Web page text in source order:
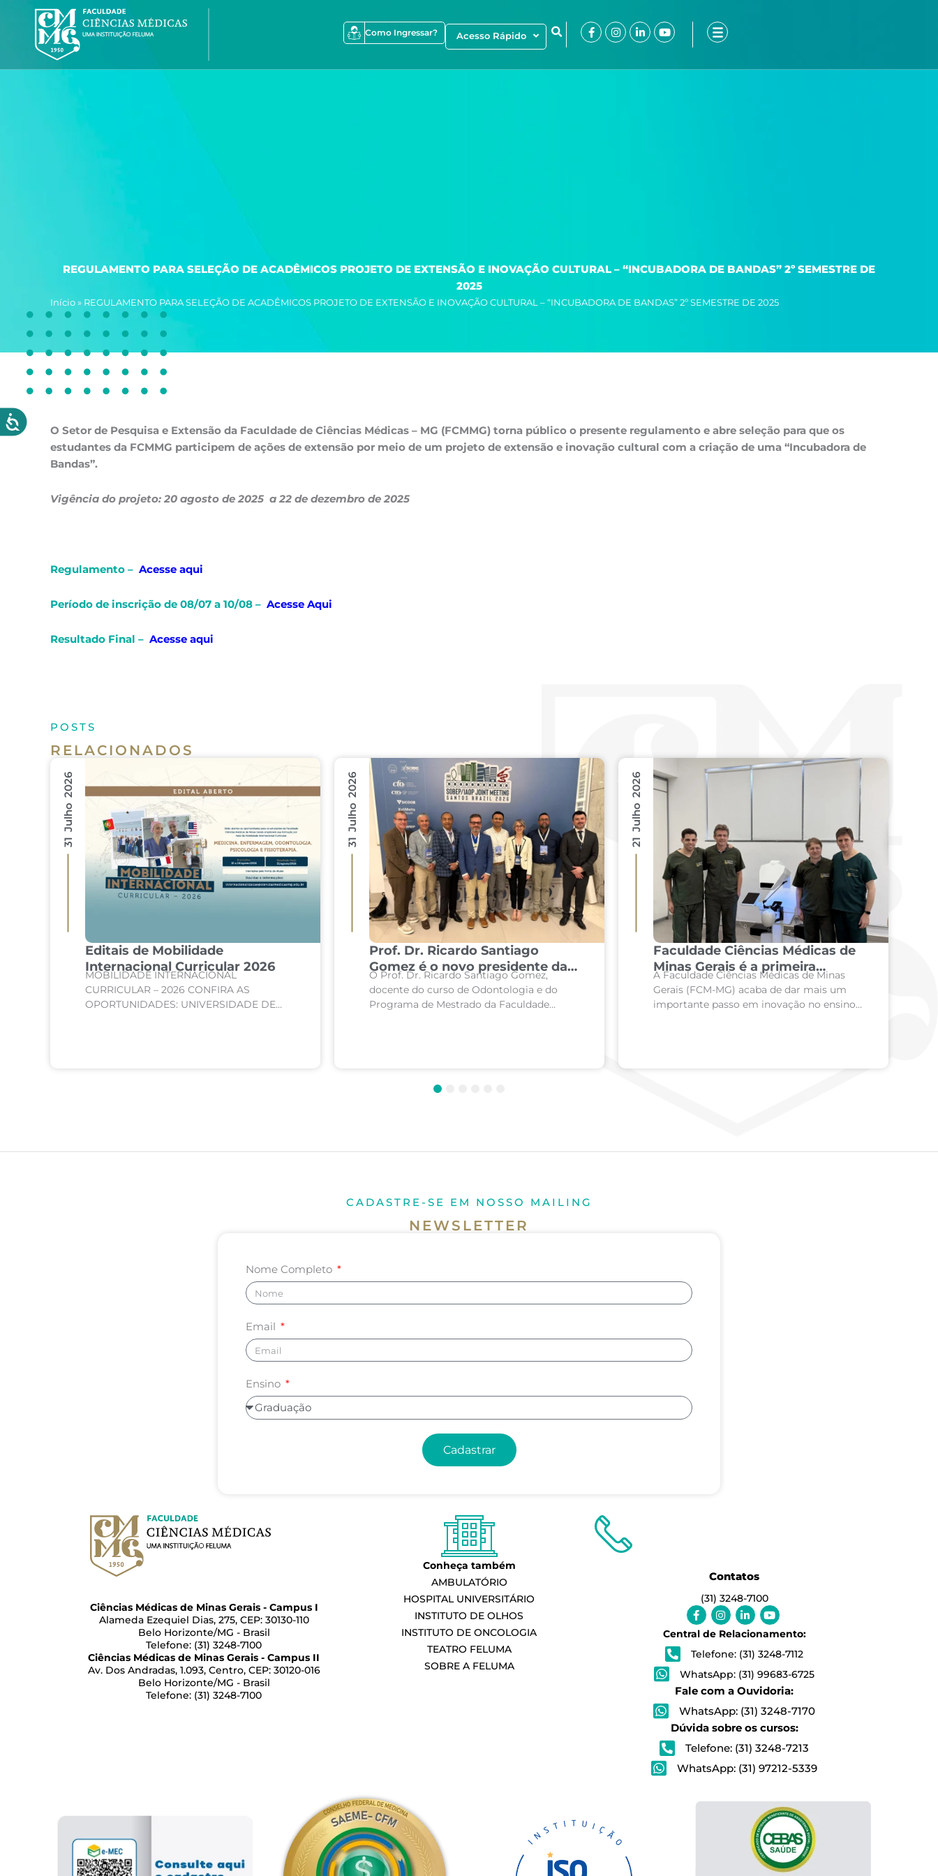
conteúdo
Como Ingressar? Acesso Rápido
Facebook-
f
Instagram
Linkedin-
in
Youtube
REGULAMENTO PARA SELEÇÃO DE ACADÊMICOS PROJETO DE EXTENSÃO E INOVAÇÃO CULTURAL – “INCUBADORA DE BANDAS” 2º SEMESTRE DE
2025
Início » REGULAMENTO PARA SELEÇÃO DE ACADÊMICOS PROJETO DE EXTENSÃO E INOVAÇÃO CULTURAL – “INCUBADORA DE BANDAS” 2º SEMESTRE DE 2025
O Setor de Pesquisa e Extensão da Faculdade de Ciências Médicas – MG (FCMMG) torna público o presente regulamento e abre seleção para que os
estudantes da FCMMG participem de ações de extensão por meio de um projeto de extensão e inovação cultural com a criação de uma “Incubadora de
Bandas”.
Vigência do projeto: 20 agosto de 2025 a 22 de dezembro de 2025
Regulamento – Acesse aqui
Período de inscrição de 08/07 a 10/08 – Acesse Aqui
Resultado Final – Acesse aqui
POSTS
RELACIONADOS
Editais de Mobilidade
Internacional Curricular 2026
MOBILIDADE INTERNACIONAL
CURRICULAR – 2026 CONFIRA AS
OPORTUNIDADES: UNIVERSIDADE DE
31 Julho 2026
Prof. Dr. Ricardo Santiago
Gomez é o novo presidente da
principal associação mundial de
Patologia Oral e Maxilofacial
O Prof. Dr. Ricardo Santiago Gomez,
docente do curso de Odontologia e do
Programa de Mestrado da Faculdade
31 Julho 2026
Faculdade Ciências Médicas de
Minas Gerais é a primeira
instituição de ensino do Brasil a
adquirir o simulador
odontológico SIMtoCARE
A Faculdade Ciências Médicas de Minas
Gerais (FCM-MG) acaba de dar mais um
importante passo em inovação no ensino
21 Julho 2026
4
CADASTRE-SE EM NOSSO MAILING
NEWSLETTER
Nome Completo
Email
Ensino
Cadastrar
Ciências Médicas de Minas Gerais - Campus I
Alameda Ezequiel Dias, 275, CEP: 30130-110
Belo Horizonte/MG - Brasil
Telefone: (31) 3248-7100
Ciências Médicas de Minas Gerais - Campus II
Av. Dos Andradas, 1.093, Centro, CEP: 30120-016
Belo Horizonte/MG - Brasil
Telefone: (31) 3248-7100
Conheça também
AMBULATÓRIO
HOSPITAL UNIVERSITÁRIO
INSTITUTO DE OLHOS
INSTITUTO DE ONCOLOGIA
TEATRO FELUMA
SOBRE A FELUMA
Contatos
(31) 3248-7100
Facebook-
f
Instagram
Linkedin-
in
Youtube
Central de Relacionamento:
Telefone: (31) 3248-7112
WhatsApp: (31) 99683-6725
Fale com a Ouvidoria:
WhatsApp: (31) 3248-7170
Dúvida sobre os cursos:
Telefone: (31) 3248-7213
WhatsApp: (31) 97212-5339